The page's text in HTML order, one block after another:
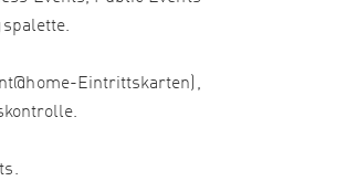
Eintrittskarten),